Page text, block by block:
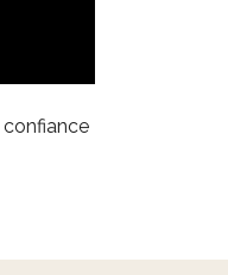
confiance